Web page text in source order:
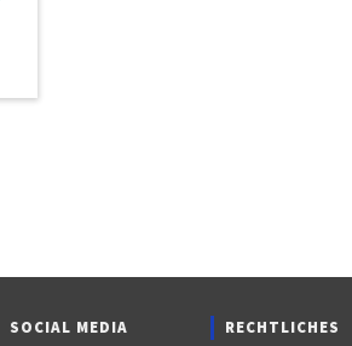
SOCIAL MEDIA RECHTLICHES